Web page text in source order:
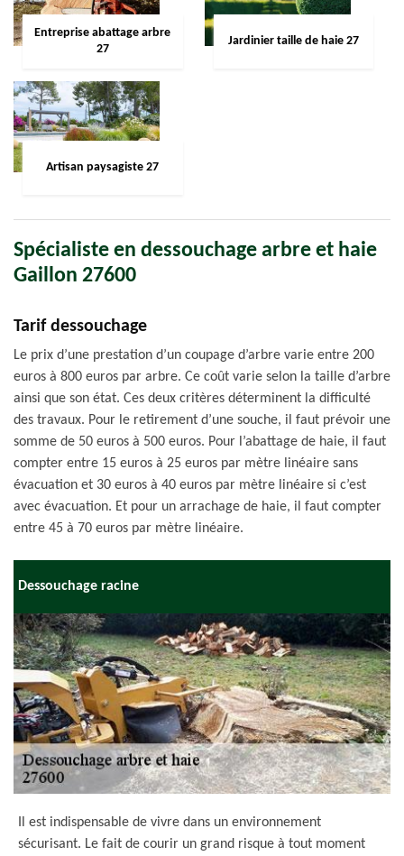
Entreprise abattage arbre
27
Jardinier taille de haie 27
Artisan paysagiste 27
Spécialiste en dessouchage arbre et haie
Gaillon 27600
Tarif dessouchage
Le prix d’une prestation d’un coupage d’arbre varie entre 200
euros à 800 euros par arbre. Ce coût varie selon la taille d’arbre
ainsi que son état. Ces deux critères déterminent la difficulté
des travaux. Pour le retirement d’une souche, il faut prévoir une
somme de 50 euros à 500 euros. Pour l’abattage de haie, il faut
compter entre 15 euros à 25 euros par mètre linéaire sans
évacuation et 30 euros à 40 euros par mètre linéaire si c’est
avec évacuation. Et pour un arrachage de haie, il faut compter
entre 45 à 70 euros par mètre linéaire.
Dessouchage racine
Il est indispensable de vivre dans un environnement
sécurisant. Le fait de courir un grand risque à tout moment